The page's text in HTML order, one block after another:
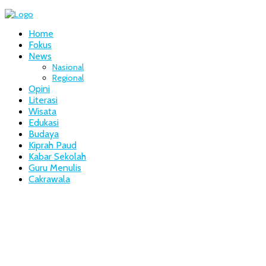
Home
Fokus
News
Nasional
Regional
Opini
Literasi
Wisata
Edukasi
Budaya
Kiprah Paud
Kabar Sekolah
Guru Menulis
Cakrawala